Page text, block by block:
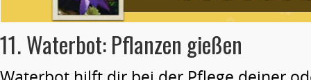
11. Waterbot: Pflanzen gießen